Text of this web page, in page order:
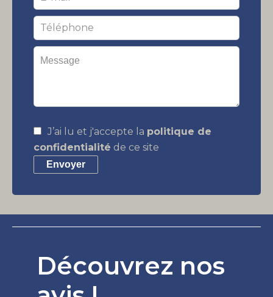
J’ai lu et j'accepte la politique de
confidentialité de ce site
Envoyer
Découvrez nos